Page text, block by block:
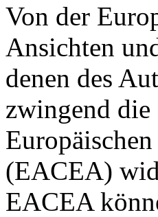
Von der
Ansichten
denen des
zwingend die
(EACEA)
EACEA